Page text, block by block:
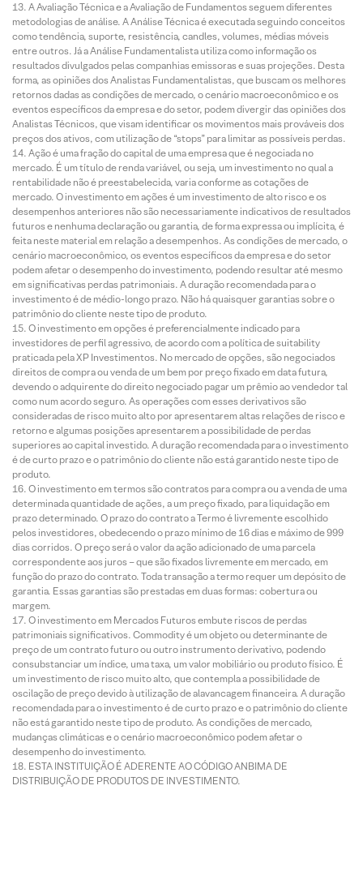
A Avaliação Técnica e a Avaliação de Fundamentos seguem diferentes
metodologias de análise. A Análise Técnica é executada seguindo conceitos
como tendência, suporte, resistência, candles, volumes, médias móveis
entre outros. Já a Análise Fundamentalista utiliza como informação os
resultados divulgados pelas companhias emissoras e suas projeções. Desta
forma, as opiniões dos Analistas Fundamentalistas, que buscam os melhores
retornos dadas as condições de mercado, o cenário macroeconômico e os
eventos específicos da empresa e do setor, podem divergir das opiniões dos
Analistas Técnicos, que visam identificar os movimentos mais prováveis dos
preços dos ativos, com utilização de “stops” para limitar as possíveis perdas.
Ação é uma fração do capital de uma empresa que é negociada no
mercado. É um título de renda variável, ou seja, um investimento no qual a
rentabilidade não é preestabelecida, varia conforme as cotações de
mercado. O investimento em ações é um investimento de alto risco e os
desempenhos anteriores não são necessariamente indicativos de resultados
futuros e nenhuma declaração ou garantia, de forma expressa ou implícita, é
feita neste material em relação a desempenhos. As condições de mercado, o
cenário macroeconômico, os eventos específicos da empresa e do setor
podem afetar o desempenho do investimento, podendo resultar até mesmo
em significativas perdas patrimoniais. A duração recomendada para o
investimento é de médio-longo prazo. Não há quaisquer garantias sobre o
patrimônio do cliente neste tipo de produto.
O investimento em opções é preferencialmente indicado para
investidores de perfil agressivo, de acordo com a política de suitability
praticada pela XP Investimentos. No mercado de opções, são negociados
direitos de compra ou venda de um bem por preço fixado em data futura,
devendo o adquirente do direito negociado pagar um prêmio ao vendedor tal
como num acordo seguro. As operações com esses derivativos são
consideradas de risco muito alto por apresentarem altas relações de risco e
retorno e algumas posições apresentarem a possibilidade de perdas
superiores ao capital investido. A duração recomendada para o investimento
é de curto prazo e o patrimônio do cliente não está garantido neste tipo de
produto.
O investimento em termos são contratos para compra ou a venda de uma
determinada quantidade de ações, a um preço fixado, para liquidação em
prazo determinado. O prazo do contrato a Termo é livremente escolhido
pelos investidores, obedecendo o prazo mínimo de 16 dias e máximo de 999
dias corridos. O preço será o valor da ação adicionado de uma parcela
correspondente aos juros – que são fixados livremente em mercado, em
função do prazo do contrato. Toda transação a termo requer um depósito de
garantia. Essas garantias são prestadas em duas formas: cobertura ou
margem.
O investimento em Mercados Futuros embute riscos de perdas
patrimoniais significativos. Commodity é um objeto ou determinante de
preço de um contrato futuro ou outro instrumento derivativo, podendo
consubstanciar um índice, uma taxa, um valor mobiliário ou produto físico. É
um investimento de risco muito alto, que contempla a possibilidade de
oscilação de preço devido à utilização de alavancagem financeira. A duração
recomendada para o investimento é de curto prazo e o patrimônio do cliente
não está garantido neste tipo de produto. As condições de mercado,
mudanças climáticas e o cenário macroeconômico podem afetar o
desempenho do investimento.
ESTA INSTITUIÇÃO É ADERENTE AO CÓDIGO ANBIMA DE
DISTRIBUIÇÃO DE PRODUTOS DE INVESTIMENTO.